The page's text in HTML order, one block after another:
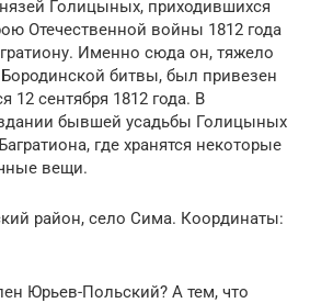
Голицыных, приходившихся
Отечественной войны 1812 года
Именно сюда он, тяжело
битвы, был привезен
12 сентября 1812 года. В
бывшей усадьбы Голицыных
где хранятся некоторые
вещи.
район, село Сима. Координаты:
Юрьев-Польский? А тем, что